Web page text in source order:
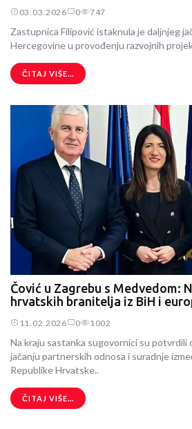
03.03.2026 0 747
Zastupnica Filipović istaknula je daljnjeg
Hercegovine u provođenju razvojnih
ČITAJ VIŠE...
Čović u Zagrebu s Medvedom:
hrvatskih branitelja iz BiH i
11.02.2026 0 1002
Na kraju sastanka sugovornici su potvrdili
jačanju partnerskih odnosa i suradnje
Republike Hrvatske..
ČITAJ VIŠE...